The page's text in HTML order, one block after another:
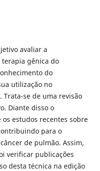
avaliar a
terapia gênica do
do
utilização no
se de uma revisão
Diante disso o
estudos recentes sobre
para o
de pulmão. Assim,
verificar publicações
desta técnica na edição